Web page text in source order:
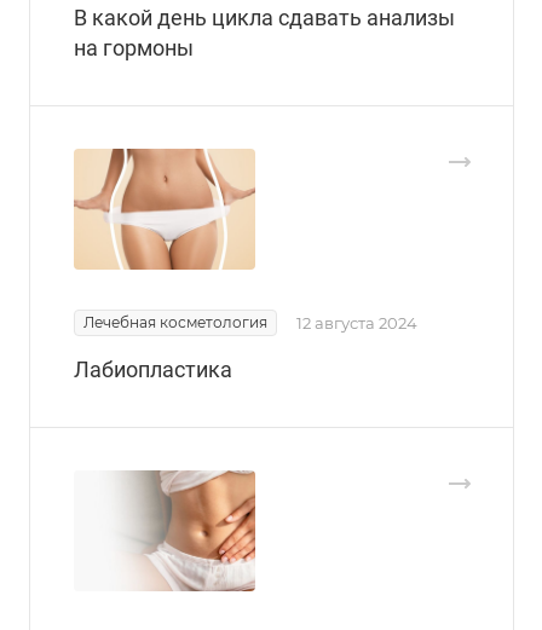
В какой день цикла сдавать анализы
на гормоны
Лечебная косметология 12 августа 2024
Лабиопластика